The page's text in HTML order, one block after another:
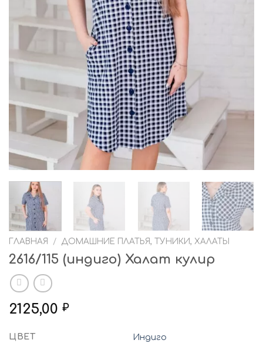
ГЛАВНАЯ / ДОМАШНИЕ ПЛАТЬЯ, ТУНИКИ, ХАЛАТЫ
2616/115 (индиго) Халат кулир
2125,00 ₽
ЦВЕТ Индиго